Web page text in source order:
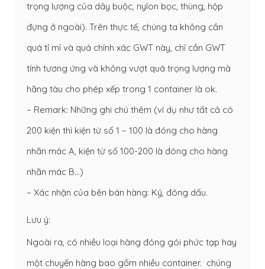
trọng lượng của dây buộc, nylon bọc, thùng, hộp
đựng ở ngoài). Trên thực tế, chúng ta không cần
quá tỉ mỉ và quá chính xác GWT này, chỉ cần GWT
tính tương ứng và không vượt quá trọng lượng mà
hãng tàu cho phép xếp trong 1 container là ok.
– Remark: Những ghi chú thêm (ví dụ như tất cả có
200 kiện thì kiện từ số 1 – 100 là đóng cho hàng
nhãn mác A, kiện từ số 100-200 là đóng cho hàng
nhãn mác B…)
– Xác nhận của bên bán hàng: Ký, đóng dấu.
Lưu ý:
Ngoài ra, có nhiều loại hàng đóng gói phức tạp hay
một chuyến hàng bao gồm nhiều container. chúng